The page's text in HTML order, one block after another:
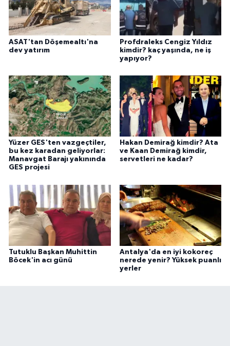
ASAT'tan Döşemealtı'na
dev yatırım
Profdraleks Cengiz Yıldız
kimdir? kaç yaşında, ne iş
yapıyor?
Yüzer GES'ten vazgeçtiler,
bu kez karadan geliyorlar:
Manavgat Barajı yakınında
GES projesi
Hakan Demirağ kimdir? Ata
ve Kaan Demirağ kimdir,
servetleri ne kadar?
Tutuklu Başkan Muhittin
Böcek'in acı günü
Antalya'da en iyi kokoreç
nerede yenir? Yüksek puanlı
yerler